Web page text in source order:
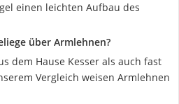
einen leichten Aufbau des
über Armlehnen?
dem Hause Kesser als auch fast
Vergleich weisen Armlehnen